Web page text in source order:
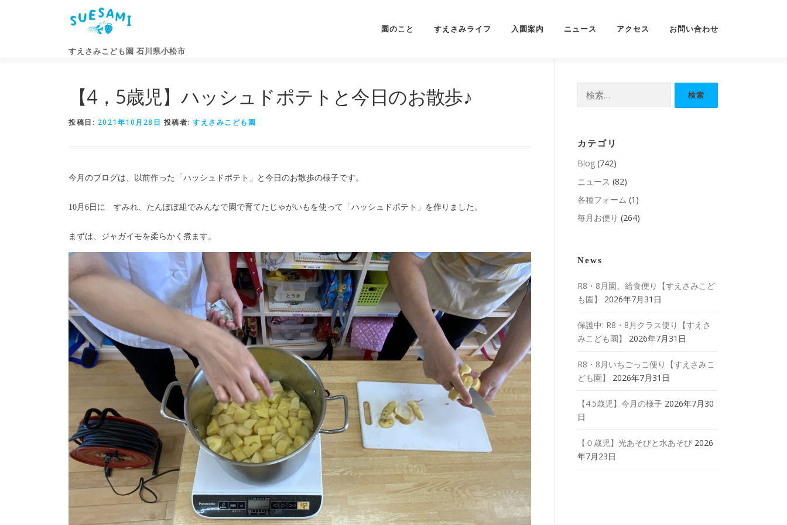
ツ
すえさみこども園 石川県小松市
園のこと すえさみライフ 入園案内 ニュース アクセス お問い合わせ
【4，5歳児】ハッシュドポテトと今日のお散歩♪
投稿日: 2021年10月28日 投稿者: すえさみこども園
今月のブログは、以前作った「ハッシュドポテト」と今日のお散歩の様子です。
10月6日に すみれ、たんぽぽ組でみんなで園で育てたじゃがいもを使って「ハッシュドポテト」を作りました。
まずは、ジャガイモを柔らかく煮ます。
カテゴリ
Blog (742)
ニュース (82)
各種フォーム (1)
毎月お便り (264)
News
R8・8月園、給食便り【すえさみこど
も園】
2026年7月31日
保護中: R8・8月クラス便り【すえさ
みこども園】
2026年7月31日
R8・8月いちごっこ便り【すえさみこ
ども園】
2026年7月31日
【4.5歳児】今月の様子 2026年7月30
日
【０歳児】光あそびと水あそび 2026
年7月23日